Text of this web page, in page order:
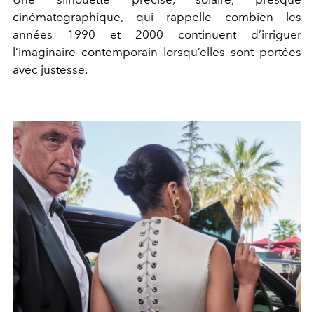
cinématographique, qui rappelle combien les
années 1990 et 2000 continuent d’irriguer
l’imaginaire contemporain lorsqu’elles sont portées
avec justesse.